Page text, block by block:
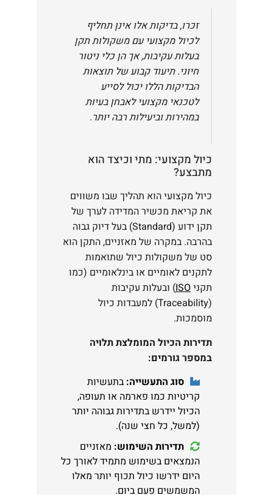
זכרו, בדיקות אלו אינן תחליף
לכיול מקצועי עם משקולות תקן
בעלות עקיבות, אך הן כלי ניטור
חיוני. תיעוד קבוע של תוצאות
הבדיקות הללו יכול לסייע
לטכנאי מקצועי לאבחן בעיות
במהירות וביעילות רבה יותר.
כיול מקצועי: מתי וכיצד הוא
מתבצע?
כיול מקצועי הוא תהליך שבו משווים
את קריאת מכשיר המדידה לערך של
תקן ידוע (Standard) בעל דיוק גבוה
בהרבה. במקרה של מאזניים, התקן הוא
סט של משקולות כיול שתואמות
לתקנים לאומיים או בינלאומיים (כמו
תקניISO) ובעלות עקיבות
(Traceability) למעבדות כיול
מוסמכות.
תדירות הכיול המומלצת תלויה
במספר גורמים:
סוג התעשייה: בתעשיות
קריטיות כמו פארמה או תעופה,
הכיול יידרש בתדירות גבוהה יותר
(למשל, כל חצי שנה).
תדירות השימוש: מאזניים
הנמצאים בשימוש מתמיד לאורך כל
היום ידרשו כיול תכוף יותר מאלו
המשמשים פעם ביום.